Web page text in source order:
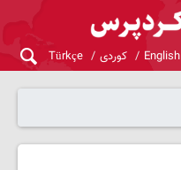
English کوردی Türkçe